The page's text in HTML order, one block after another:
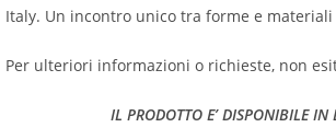
Italy. Un incontro unico tra forme e
Per ulteriori informazioni o richieste, non
IL PRODOTTO E’ DISPONIBILE